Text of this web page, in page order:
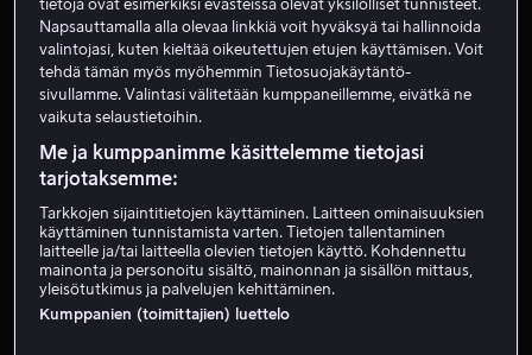
tietoja ovat esimerkiksi evästeissä olevat yksilölliset tunnisteet.
Napsauttamalla alla olevaa linkkiä voit hyväksyä tai hallinnoida
valintojasi, kuten kieltää oikeutettujen etujen käyttämisen. Voit
tehdä tämän myös myöhemmin Tietosuojakäytäntö-
sivullamme. Valintasi välitetään kumppaneillemme, eivätkä ne
vaikuta selaustietoihin.
Me ja kumppanimme käsittelemme tietojasi
tarjotaksemme:
Tarkkojen sijaintitietojen käyttäminen. Laitteen ominaisuuksien
käyttäminen tunnistamista varten. Tietojen tallentaminen
laitteelle ja/tai laitteella olevien tietojen käyttö. Kohdennettu
mainonta ja personoitu sisältö, mainonnan ja sisällön mittaus,
yleisötutkimus ja palvelujen kehittäminen.
Kumppanien (toimittajien) luettelo